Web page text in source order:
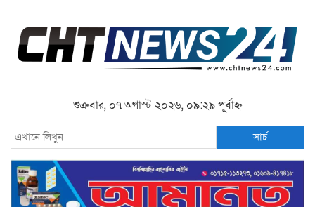
শুক্রবার, ০৭ অগাস্ট ২০২৬, ০৯:২৯ পূর্বাহ্ন
সার্চ